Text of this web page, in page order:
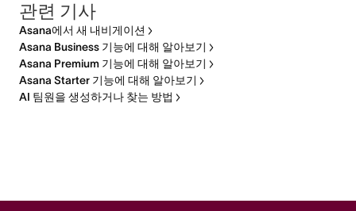
관련 기사
Asana에서 새 내비게이션
Asana Business 기능에 대해 알아보기
Asana Premium 기능에 대해 알아보기
Asana Starter 기능에 대해 알아보기
AI 팀원을 생성하거나 찾는 방법